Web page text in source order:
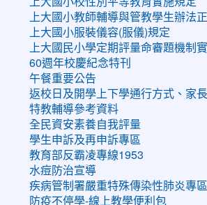
上大國小教師輔導與管教學生辦法
上大國小服裝儀容(服儀)規定
上大國民小學定期評量命審題機制
60週年校慶紀念特刊
午餐重要公告
返校日及開學上下學通行方式、家
特教輔導參考資料
全民資安素養自我評量
學生申訴及再申訴專區
教育部反霸凌專線1953
水痘防治宣導
疾病管制署嚴重特殊傳染性肺炎專區
防疫不停學-線上教學便利包